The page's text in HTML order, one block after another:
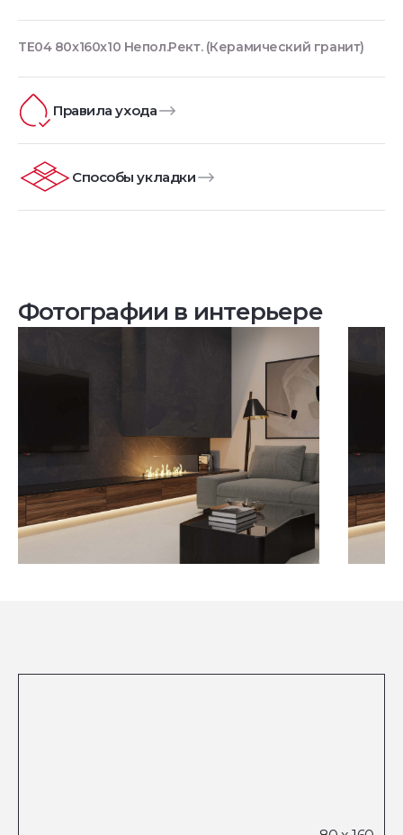
TE04 80x160x10 Непол.Рект. (Керамический гранит)
Правила ухода
Способы укладки
Фотографии в интерьере
Посмотреть все проекты